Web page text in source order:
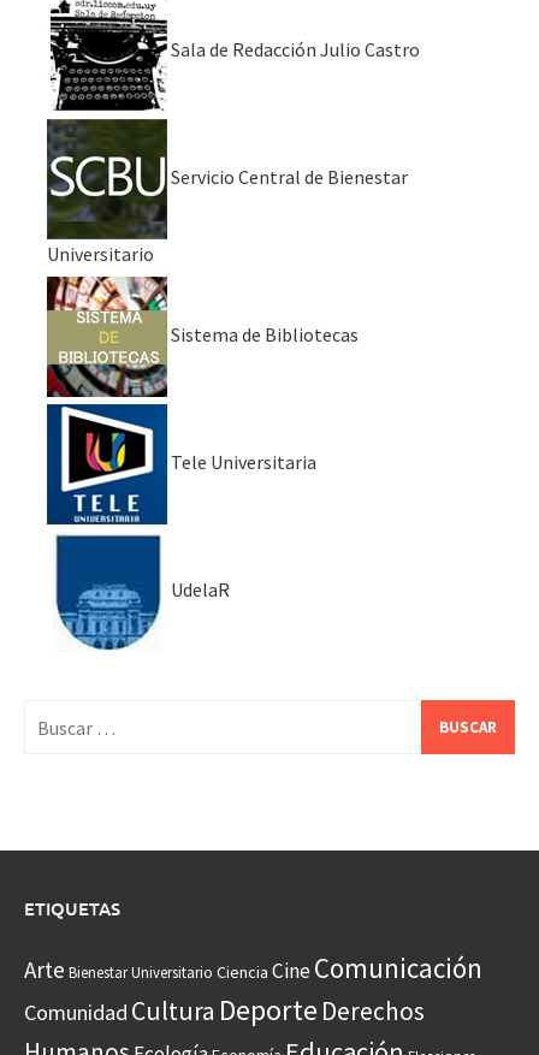
Sala de Redacción Julio Castro
Servicio Central de Bienestar
Universitario
Sistema de Bibliotecas
Tele Universitaria
UdelaR
ETIQUETAS
Arte Bienestar Universitario Ciencia CineComunicación
Comunidad Cultura Deporte Derechos